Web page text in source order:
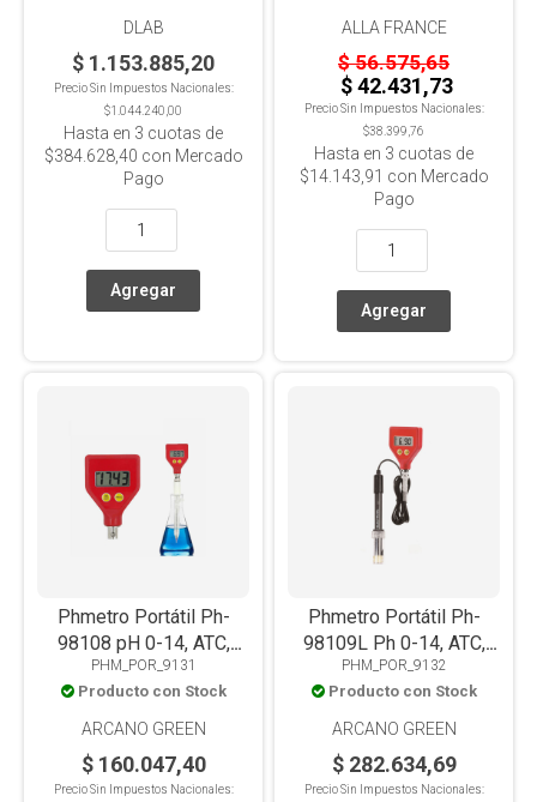
DLAB
$ 1.153.885,20
Precio Sin Impuestos Nacionales:
$1.044.240,00
Hasta en 3 cuotas de
$384.628,40 con Mercado
Pago
ALLA FRANCE
$ 56.575,65
$ 42.431,73
Precio Sin Impuestos Nacionales:
$38.399,76
Hasta en 3 cuotas de
$14.143,91 con Mercado
Pago
Phmetro Portátil Ph-
98108 pH 0-14, ATC,
para Quesos, Leche y
Suelos
PHM_POR_9131
Producto con Stock
ARCANO GREEN
$ 160.047,40
Precio Sin Impuestos Nacionales:
Phmetro Portátil Ph-
98109L Ph 0-14, ATC,
Para Emulsiones
PHM_POR_9132
Producto con Stock
ARCANO GREEN
$ 282.634,69
Precio Sin Impuestos Nacionales: